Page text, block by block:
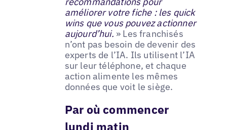
améliorer votre fiche : les quick
wins que vous pouvez actionner
aujourd’hui. » Les franchisés
n’ont pas besoin de devenir des
experts de l’IA. Ils utilisent l’IA
sur leur téléphone, et chaque
action alimente les mêmes
données que voit le siège.
Par où commencer
lundi matin